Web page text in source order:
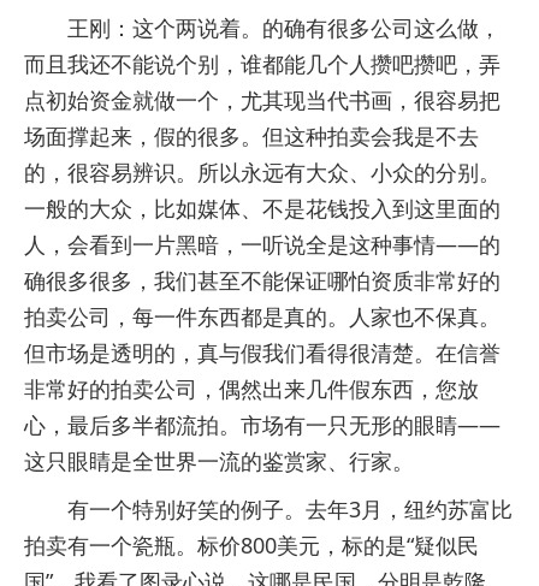
王刚：这个两说着。的确有很多公司这么做，
而且我还不能说个别，谁都能几个人攒吧攒吧，弄
点初始资金就做一个，尤其现当代书画，很容易把
场面撑起来，假的很多。但这种拍卖会我是不去
的，很容易辨识。所以永远有大众、小众的分别。
一般的大众，比如媒体、不是花钱投入到这里面的
人，会看到一片黑暗，一听说全是这种事情——的
确很多很多，我们甚至不能保证哪怕资质非常好的
拍卖公司，每一件东西都是真的。人家也不保真。
但市场是透明的，真与假我们看得很清楚。在信誉
非常好的拍卖公司，偶然出来几件假东西，您放
心，最后多半都流拍。市场有一只无形的眼睛——
这只眼睛是全世界一流的鉴赏家、行家。
有一个特别好笑的例子。去年3月，纽约苏富比
拍卖有一个瓷瓶。标价800美元，标的是“疑似民